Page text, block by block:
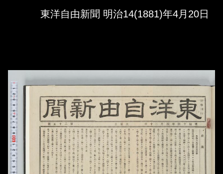
Media Viewer東洋自由新聞 明治14(1881)年4月20日